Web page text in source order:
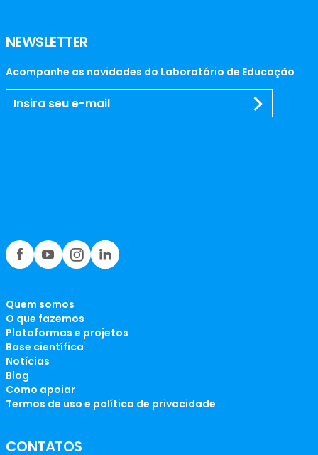
NEWSLETTER
Acompanhe as novidades do Laboratório de Educação
Quem somos
O que fazemos
Plataformas e projetos
Base científica
Notícias
Blog
Como apoiar
Termos de uso e política de privacidade
CONTATOS